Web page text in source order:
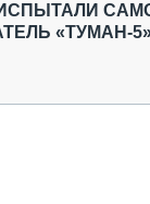
«ТУМАН-